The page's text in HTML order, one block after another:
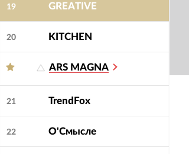
19 GREATIVE
20 KITCHEN
ARS MAGNA
21 TrendFox
22 О'Смысле